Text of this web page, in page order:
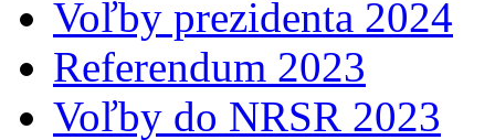
Voľby prezidenta 2024
Referendum 2023
Voľby do NRSR 2023